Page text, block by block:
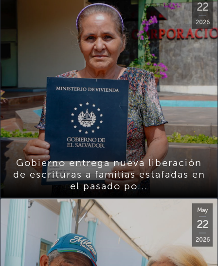
22
2026
Gobierno entrega nueva liberación
de escrituras a familias estafadas en
el pasado po...
May
22
2026